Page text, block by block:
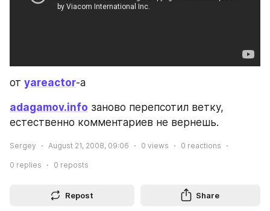
от yareactor-а
adagamov.info заново перепсотил ветку,
естественно комментариев не вернешь.
Sergey August 21, 2008, 09:06 0 views 0 reactions
0 replies 0 reposts
Repost Share